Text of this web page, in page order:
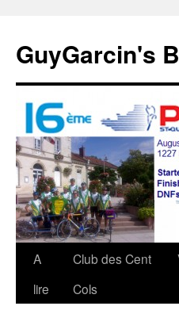
contenu
GuyGarcin's
A
lire
Club des Cent
Cols